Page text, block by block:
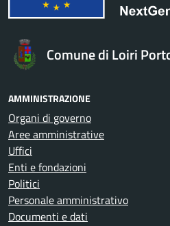
Comune di Loiri
AMMINISTRAZIONE
Organi di governo
Aree amministrative
Uffici
Enti e fondazioni
Politici
Personale amministrativo
Documenti e dati